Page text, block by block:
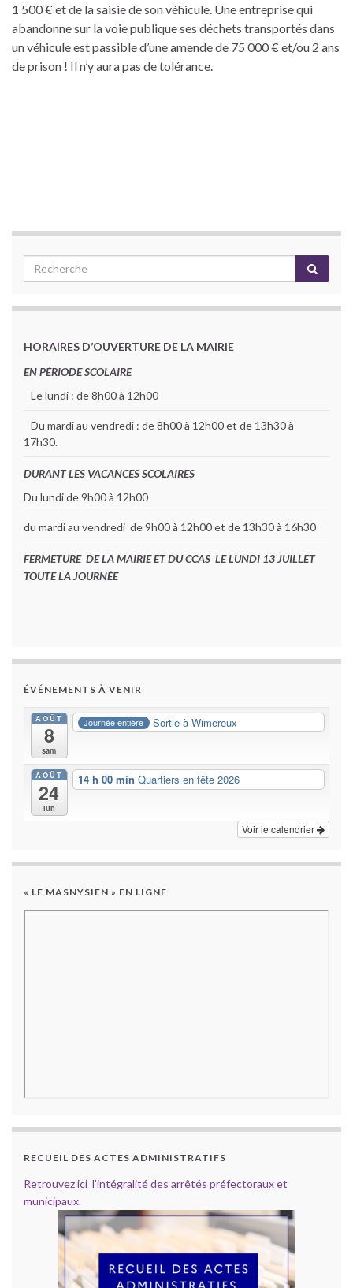
1 500 € et de la saisie de son véhicule. Une entreprise qui
abandonne sur la voie publique ses déchets transportés dans
un véhicule est passible d’une amende de 75 000 € et/ou 2 ans
de prison ! Il n’y aura pas de tolérance.
HORAIRES D’OUVERTURE DE LA MAIRIE
EN PÉRIODE SCOLAIRE
Le lundi : de 8h00 à 12h00
Du mardi au vendredi : de 8h00 à 12h00 et de 13h30 à
17h30.
DURANT LES VACANCES SCOLAIRES
Du lundi de 9h00 à 12h00
du mardi au vendredi de 9h00 à 12h00 et de 13h30 à 16h30
FERMETURE DE LA MAIRIE ET DU CCAS LE LUNDI 13 JUILLET
TOUTE LA JOURNÉE
ÉVÉNEMENTS À VENIR
AOÛT
8
sam
Journée entière Sortie à Wimereux
AOÛT
24
lun
14 h 00 min Quartiers en fête 2026
Voir le calendrier
« LE MASNYSIEN » EN LIGNE
RECUEIL DES ACTES ADMINISTRATIFS
Retrouvez ici l’intégralité des arrêtés préfectoraux et
municipaux.